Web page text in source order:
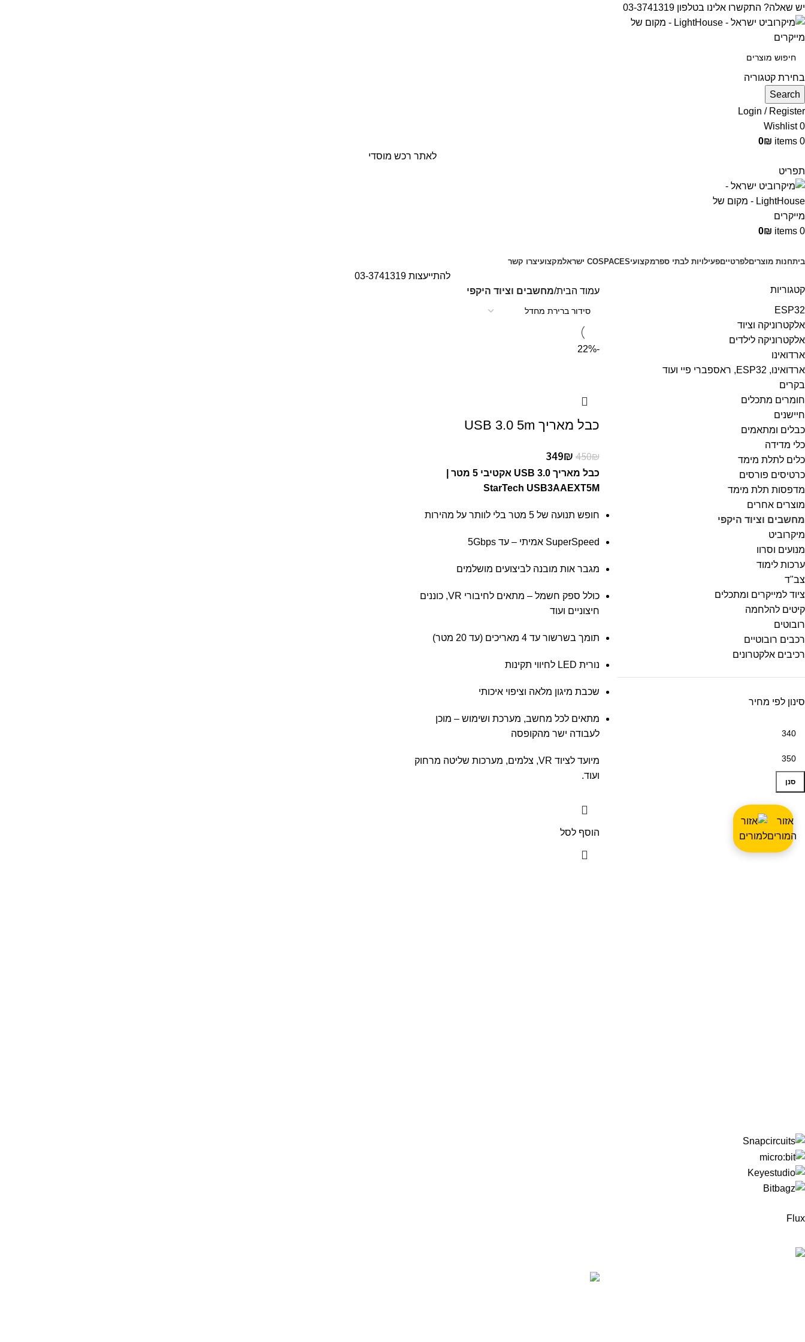
אזור
המורים
יש שאלה? התקשרו אלינו בטלפון 03-3741319
בחירת קטגוריה
Search
Login / Register
0
Wishlist
0
items
0₪
לאתר רכש מוסדי
תפריט
0
items
0₪
ביתחנות מוצריםלפרטייםפעילויות לבתי ספרמקצועיCOSPACES ישראל מקצועיצרו קשר
להתייעצות 03-3741319
קטגוריות
ESP32
אלקטרוניקה וציוד
אלקטרוניקה לילדים
ארדואינו
ארדואינו, ESP32, ראספברי פיי ועוד
בקרים
חומרים מתכלים
חיישנים
כבלים ומתאמים
כלי מדידה
כלים לתלת מימד
כרטיסים פורסים
מדפסות תלת מימד
מוצרים אחרים
מחשבים וציוד היקפי
מיקרוביט
מנועים וסרוו
ערכות לימוד
צב"ד
ציוד למייקרים ומתכלים
קיטים להלחמה
רובוטים
רכבים רובוטיים
רכיבים אלקטרונים
סינון לפי מחיר
סנן
עמוד הבית מחשבים וציוד היקפי
-22%
כבל מאריך USB 3.0 5m
450₪
349₪
כבל מאריך USB 3.0 אקטיבי 5 מטר |
StarTech USB3AAEXT5M
חופש תנועה של 5 מטר בלי לוותר על מהירות
SuperSpeed אמיתי – עד 5Gbps
מגבר אות מובנה לביצועים מושלמים
כולל ספק חשמל – מתאים לחיבורי VR, כוננים
חיצוניים ועוד
תומך בשרשור עד 4 מאריכים (עד 20 מטר)
נורית LED לחיווי תקינות
שכבת מיגון מלאה וציפוי איכותי
מתאים לכל מחשב, מערכת ושימוש – מוכן
לעבודה ישר מהקופסה
מיועד לציוד VR, צלמים, מערכות שליטה מרחוק
ועוד.
הוסף לסל
Flux